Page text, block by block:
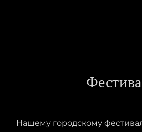
Нашему городскому